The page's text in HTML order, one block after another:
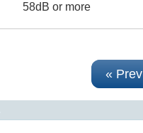
58dB or more
« Prev